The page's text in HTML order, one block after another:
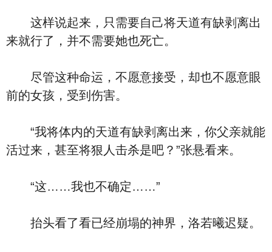
这样说起来，只需要自己将天道有缺剥离出
来就行了，并不需要她也死亡。
尽管这种命运，不愿意接受，却也不愿意眼
前的女孩，受到伤害。
“我将体内的天道有缺剥离出来，你父亲就能
活过来，甚至将狠人击杀是吧？”张悬看来。
“这……我也不确定……”
抬头看了看已经崩塌的神界，洛若曦迟疑。